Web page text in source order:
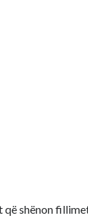
shënon